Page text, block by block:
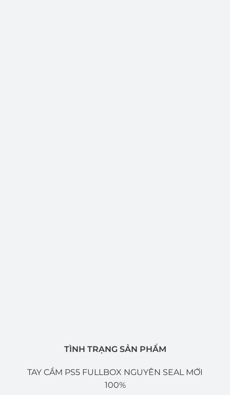
TÌNH TRẠNG SẢN PHẨM
TAY CẦM PS5 FULLBOX NGUYÊN SEAL MỚI
100%